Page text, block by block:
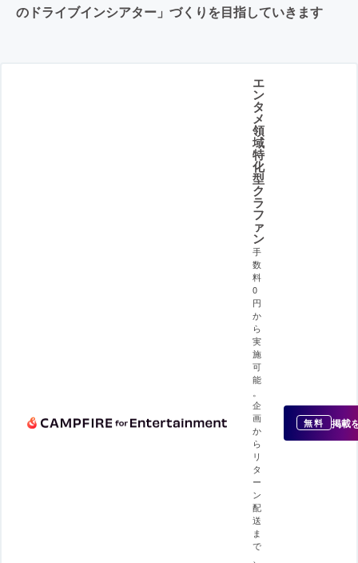
のドライブインシアター」づくりを目指していきます
エ
ン
タ
メ
領
域
特
化
型
ク
ラ
フ
ァ
ン
手
数
料
0
円
か
ら
実
施
可
能
企
画
か
ら
リ
タ
ー
ン
配
送
ま
で
無料 掲載